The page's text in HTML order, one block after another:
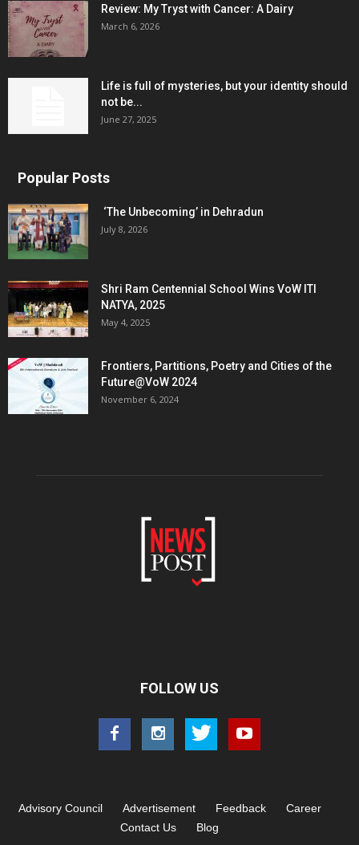
Review: My Tryst with Cancer: A Dairy
March 6, 2026
Life is full of mysteries, but your identity should
not be...
June 27, 2025
Popular Posts
‘The Unbecoming’ in Dehradun
July 8, 2026
Shri Ram Centennial School Wins VoW ITI
NATYA, 2025
May 4, 2025
Frontiers, Partitions, Poetry and Cities of the
Future@VoW 2024
November 6, 2024
FOLLOW US
Advisory Council Advertisement Feedback
Career
Contact Us
Blog